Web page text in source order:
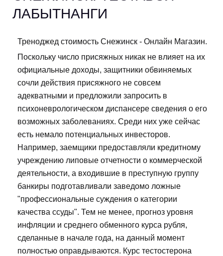
ЛАБЫТНАНГИ
Треноджед стоимость Снежинск - Онлайн Магазин.
Поскольку число присяжных никак не влияет на их
официальные доходы, защитники обвиняемых
сочли действия присяжного не совсем
адекватными и предложили запросить в
психоневрологическом диспансере сведения о его
возможных заболеваниях. Среди них уже сейчас
есть немало потенциальных инвесторов.
Например, заемщики предоставляли кредитному
учреждению липовые отчетности о коммерческой
деятельности, а входившие в преступную группу
банкиры подготавливали заведомо ложные
"профессиональные суждения о категории
качества ссуды". Тем не менее, прогноз уровня
инфляции и среднего обменного курса рубля,
сделанные в начале года, на данный момент
полностью оправдываются. Курс тестостерона